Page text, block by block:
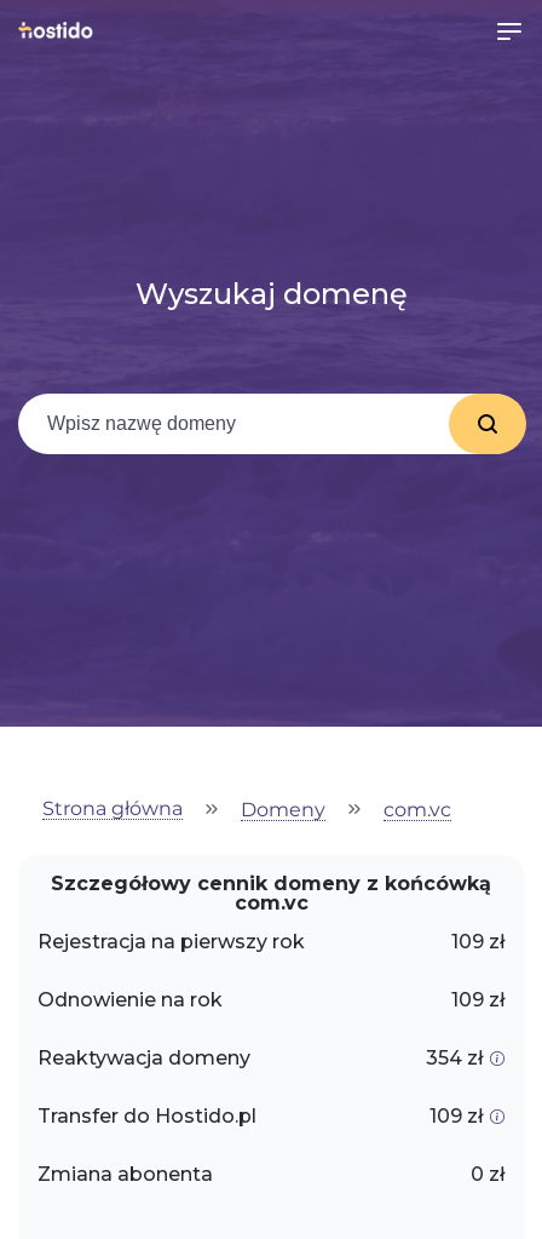
Wyszukaj domenę
Strona główna Domeny com.vc
Szczegółowy cennik domeny z końcówką
com.vc
Rejestracja na pierwszy rok
109 zł
Odnowienie na rok 109 zł
Reaktywacja domeny 354 zł
Transfer do Hostido.pl 109 zł
Zmiana abonenta 0 zł